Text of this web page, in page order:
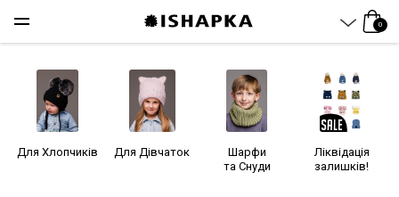
0
Для Хлопчиків Для Дівчаток
Шарфи
та Снуди
Ліквідація
залишків!